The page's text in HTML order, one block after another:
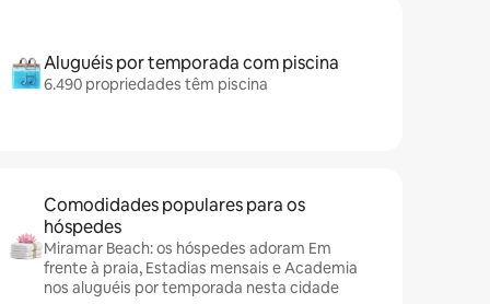
Aluguéis por temporada com piscina
6.490 propriedades têm piscina
Comodidades populares para os
hóspedes
Miramar Beach: os hóspedes adoram Em
frente à praia, Estadias mensais e Academia
nos aluguéis por temporada nesta cidade